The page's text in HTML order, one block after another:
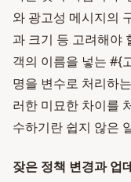
와 광고성 메시지의
과 크기 등 고려해야
객의 이름을 넣는 #{
명을 변수로 처리하
러한 미묘한 차이를
수하기란 쉽지 않은
잦은 정책 변경과 업